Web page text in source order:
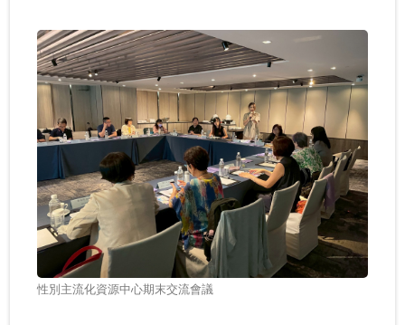
教育部舉辦115年度校園性別事件行政訴訟案例研討會
115年大專校院身心障礙學生夏令營 報名開跑~讓我們一
起青春無礙，夢想同行！
像回娘家一樣的輔導網絡— 北二區輔諮中心打造有溫度
的專業連結
高屏東區資源中心「115年上半年校園安全主管會議」落
實全民國防教育- 「軍事單位參訪與戶外水域安全防溺活
動」
115年度大專校院特教服務表揚 歡迎踴躍報名
教育部辦理國民教育階段全民國防教育融入式教學工作
坊 強化課程實踐與教學創新
打造校園最暖心的角落 義守大學諮商輔導空間升級，落
實全人教育願景
落實法治扎根生活 補助大學法律系所推動法治教育
聽見生命，回歸初心 生命教育廣播節目－「臺灣生命教
育感動地圖」系列專題
推動社區共好的社會情緒學習：跨世代創齡方案的實踐
性別主流化資源中心期末交流會議